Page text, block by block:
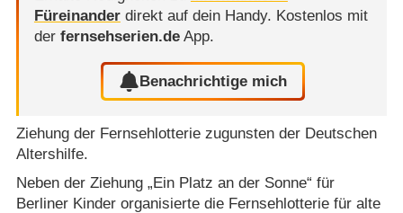
Füreinanderdirekt auf dein Handy. Kostenlos mit
der fernsehserien.deApp.
Benachrichtige mich
Ziehung der Fernsehlotterie zugunsten der Deutschen
Altershilfe.
Neben der Ziehung „Ein Platz an der Sonne“ für
Berliner Kinder organisierte die Fernsehlotterie für alte